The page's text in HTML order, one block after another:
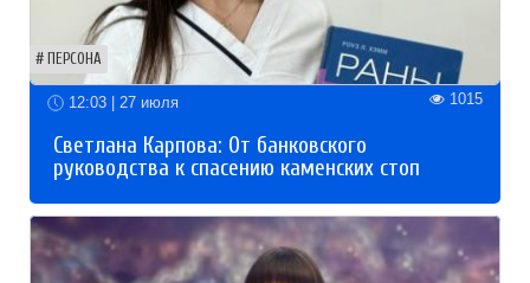
ПЕРСОНА
12:03 | 27 июля 1015
Светлана Карпова: От банковского
руководства к спасению каменских стоп